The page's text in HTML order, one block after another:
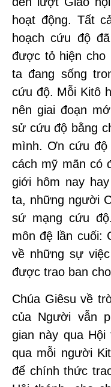
hoạt động. Tất
hoạch cứu độ
được tỏ hiện cho
ta đang sống
cứu độ. Mỗi Kitô
nên giai đoạn
sử cứu độ bằng
mình. Ơn cứu độ
cách mỹ mãn có
giới hôm nay
ta, những người
sứ mạng cứu
môn đệ lần cuối:
về những sự
được trao ban
Chúa Giêsu về
của Người vẫn
gian này qua
qua mỗi người
để chính thức